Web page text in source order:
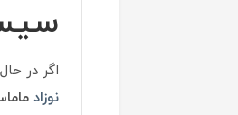
اگر در
نوزاد